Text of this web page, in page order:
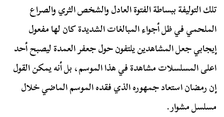
تلك التوليفة ببساطة الفتوة العادل والشخص الثري والصراع
الملحمي في ظل أجواء المبالغات الشديدة كان لها مفعول
إيجابي جعل المشاهدين يلتفون حول جعفر العمدة ليصبح أحد
اعلى المسلسلات مشاهدة في هذا الموسم، بل أنه يمكن القول
إن رمضان استعاد جمهوره الذي فقده الموسم الماضي خلال
مسلسل مشوار.